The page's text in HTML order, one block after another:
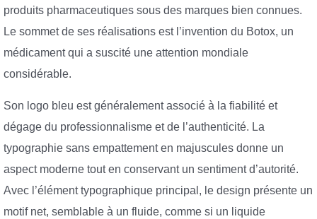
produits pharmaceutiques sous des marques bien connues.
Le sommet de ses réalisations est l’invention du Botox, un
médicament qui a suscité une attention mondiale
considérable.
Son logo bleu est généralement associé à la fiabilité et
dégage du professionnalisme et de l’authenticité. La
typographie sans empattement en majuscules donne un
aspect moderne tout en conservant un sentiment d’autorité.
Avec l’élément typographique principal, le design présente un
motif net, semblable à un fluide, comme si un liquide